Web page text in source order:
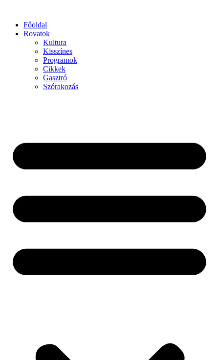
Főoldal
Rovatok
Kultura
Kisszínes
Programok
Cikkek
Gasztró
Szórakozás